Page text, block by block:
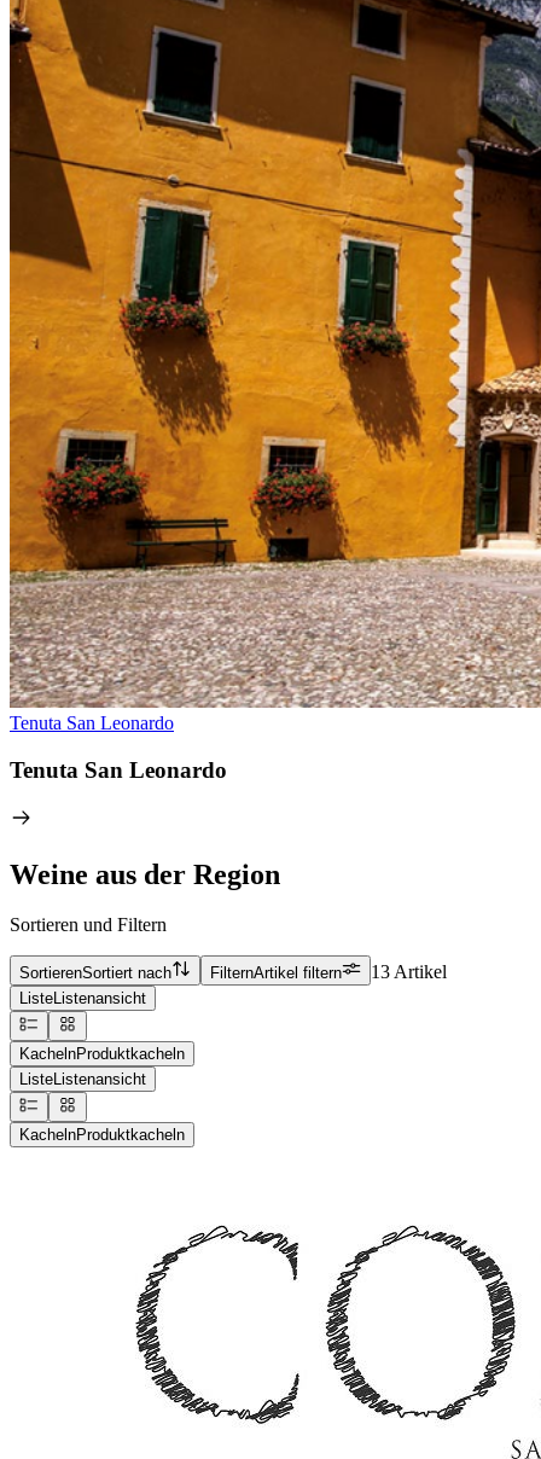
Tenuta San Leonardo
Tenuta San Leonardo
Weine aus der Region
Sortieren und Filtern
SortierenSortiert nach FilternArtikel filtern 13 Artikel
ListeListenansicht
KachelnProduktkacheln
ListeListenansicht
KachelnProduktkacheln